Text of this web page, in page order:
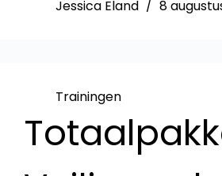
Jessica Eland
8
Trainingen